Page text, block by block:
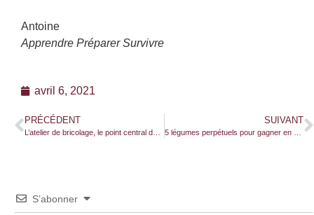
Antoine
Apprendre Préparer Survivre
avril 6, 2021
PRÉCÉDENT SUIVANT
S’abonner